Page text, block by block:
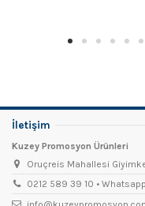
İletişim
Kuzey Promosyon Ürünleri
Oruçreis Mahallesi
0212 589 39 10 •